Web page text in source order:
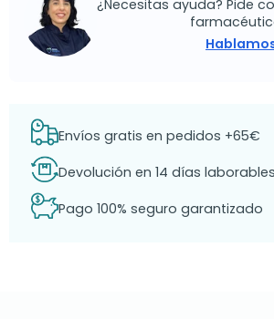
¿Necesitas ayuda? Pide
Envíos gratis en pedidos +65€
Devolución en 14 días laborables
Pago 100% seguro garantizado